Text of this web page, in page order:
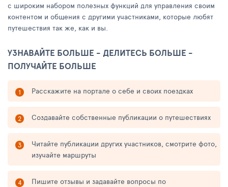
с широким набором полезных функций для управления своим
контентом и общения с другими участниками, которые любят
путешествия так же, как и вы.
УЗНАВАЙТЕ БОЛЬШЕ - ДЕЛИТЕСЬ БОЛЬШЕ -
ПОЛУЧАЙТЕ БОЛЬШЕ
Расскажите на портале о себе и своих поездках
Создавайте собственные публикации о путешествиях
Читайте публикации других участников, смотрите фото,
изучайте маршруты
Пишите отзывы и задавайте вопросы по